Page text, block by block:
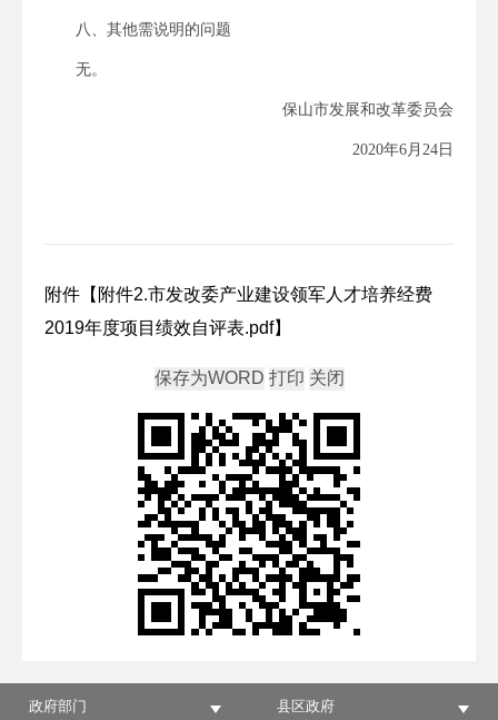
八、其他需说明的问题
无。
保山市发展和改革委员会
2020年6月24日
附件【 附件2.市发改委产业建设领军人才培养经费
2019年度项目绩效自评表.pdf】
政府部门 县区政府